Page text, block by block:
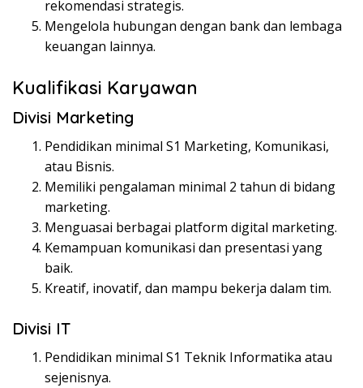
rekomendasi strategis.
Mengelola hubungan dengan bank dan lembaga
keuangan lainnya.
Kualifikasi Karyawan
Divisi Marketing
Pendidikan minimal S1 Marketing, Komunikasi,
atau Bisnis.
Memiliki pengalaman minimal 2 tahun di bidang
marketing.
Menguasai berbagai platform digital marketing.
Kemampuan komunikasi dan presentasi yang
baik.
Kreatif, inovatif, dan mampu bekerja dalam tim.
Divisi IT
Pendidikan minimal S1 Teknik Informatika atau
sejenisnya.